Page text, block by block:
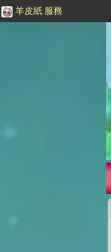
羊皮紙 服務